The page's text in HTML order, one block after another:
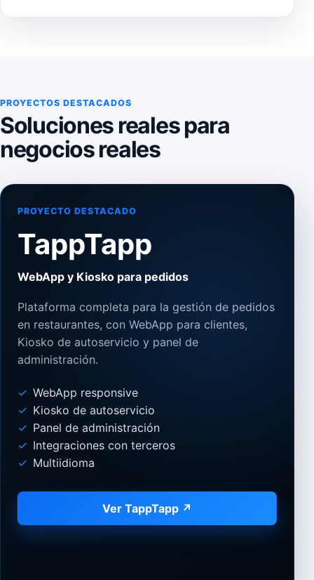
PROYECTOS DESTACADOS
Soluciones reales para
negocios reales
PROYECTO DESTACADO
TappTapp
WebApp y Kiosko para pedidos
Plataforma completa para la gestión de pedidos
en restaurantes, con WebApp para clientes,
Kiosko de autoservicio y panel de
administración.
WebApp responsive
Kiosko de autoservicio
Panel de administración
Integraciones con terceros
Multiidioma
Ver TappTapp ↗